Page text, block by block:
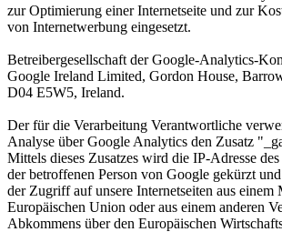
zur Optimierung einer Internetseite und zur
von Internetwerbung eingesetzt.
Betreibergesellschaft der Google-Analytics-
Google Ireland Limited, Gordon House,
D04 E5W5, Ireland.
Der für die Verarbeitung Verantwortliche
Analyse über Google Analytics den Zusatz
Mittels dieses Zusatzes wird die IP-Adresse des
der betroffenen Person von Google gekürzt
der Zugriff auf unsere Internetseiten aus einem
Europäischen Union oder aus einem anderen
Abkommens über den Europäischen